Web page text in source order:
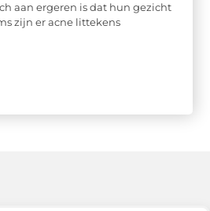
aan ergeren is dat hun gezicht
zijn er acne littekens